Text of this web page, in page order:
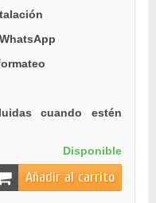
cuando estén
Disponible
Añadir al carrito